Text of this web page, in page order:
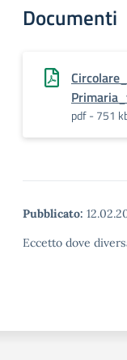
Documenti
pdf - 751
Pubblicato:
Eccetto dove